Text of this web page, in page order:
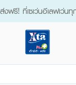
ส่งฟรี! ที่เซเว่นอีเลฟเว่นทุ